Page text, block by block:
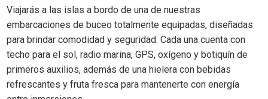
Viajarás a las islas a bordo de una de nuestras
embarcaciones de buceo totalmente equipadas, diseñadas
para brindar comodidad y seguridad. Cada una cuenta con
techo para el sol, radio marina, GPS, oxígeno y botiquín de
primeros auxilios, además de una hielera con bebidas
refrescantes y fruta fresca para mantenerte con energía